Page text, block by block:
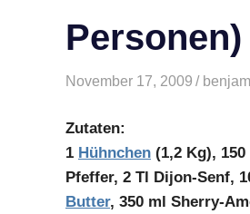
Personen)
November 17, 2009
Zutaten:
1 Hühnchen (1,2 Kg),
Pfeffer, 2 Tl Dijon-Senf,
Butter, 350 ml Sherry-